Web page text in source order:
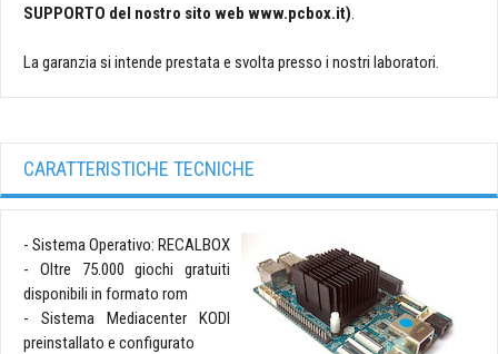
SUPPORTO del nostro sito web www.pcbox.it).
La garanzia si intende prestata e svolta presso i nostri laboratori.
CARATTERISTICHE TECNICHE
- Sistema Operativo: RECALBOX
- Oltre 75.000 giochi gratuiti
disponibili in formato rom
- Sistema Mediacenter KODI
preinstallato e configurato